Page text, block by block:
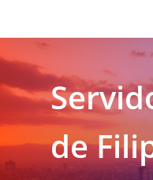
de